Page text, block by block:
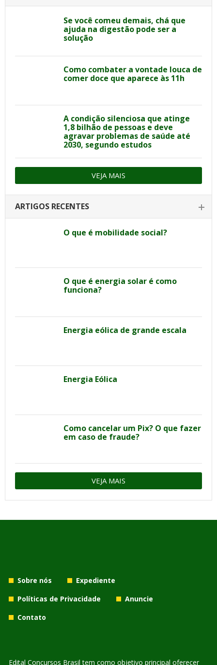
Se você comeu demais, chá que
ajuda na digestão pode ser a
solução
Como combater a vontade louca de
comer doce que aparece às 11h
A condição silenciosa que atinge
1,8 bilhão de pessoas e deve
agravar problemas de saúde até
2030, segundo estudos
VEJA MAIS
ARTIGOS RECENTES
O que é mobilidade social?
O que é energia solar é como
funciona?
Energia eólica de grande escala
Energia Eólica
Como cancelar um Pix? O que fazer
em caso de fraude?
VEJA MAIS
Sobre nós
Expediente
Políticas de Privacidade
Anuncie
Contato
Edital Concursos Brasil tem como objetivo principal oferecer